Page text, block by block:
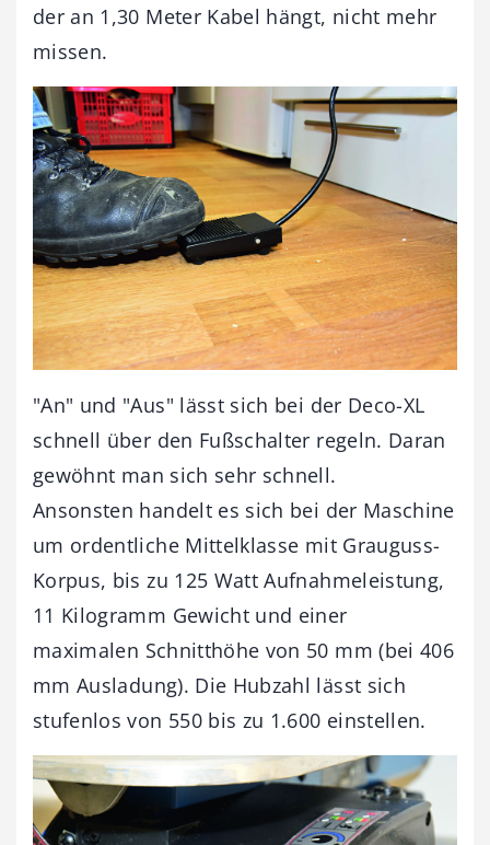
der an 1,30 Meter Kabel hängt, nicht mehr
missen.
"An" und "Aus" lässt sich bei der Deco-XL
schnell über den Fußschalter regeln. Daran
gewöhnt man sich sehr schnell.
Ansonsten handelt es sich bei der Maschine
um ordentliche Mittelklasse mit Grauguss-
Korpus, bis zu 125 Watt Aufnahmeleistung,
11 Kilogramm Gewicht und einer
maximalen Schnitthöhe von 50 mm (bei 406
mm Ausladung). Die Hubzahl lässt sich
stufenlos von 550 bis zu 1.600 einstellen.